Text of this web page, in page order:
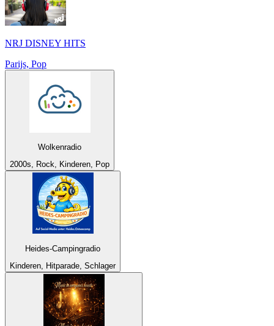
NRJ DISNEY HITS
Parijs, Pop
Wolkenradio
2000s, Rock, Kinderen, Pop
Heides-Campingradio
Kinderen, Hitparade, Schlager